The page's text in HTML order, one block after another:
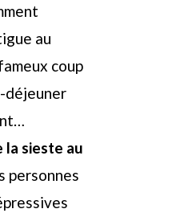
au
coup
déjeuner
sieste au
personnes